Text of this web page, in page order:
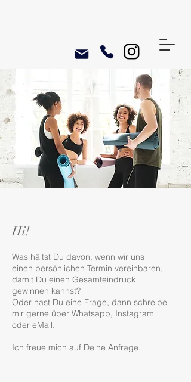
Hi!
Was hältst Du davon, wenn wir uns
einen persönlichen Termin vereinbaren,
damit Du einen Gesamteindruck
gewinnen kannst?
Oder hast Du eine Frage, dann schreibe
mir gerne über Whatsapp, Instagram
oder eMail.
Ich freue mich auf Deine Anfrage.